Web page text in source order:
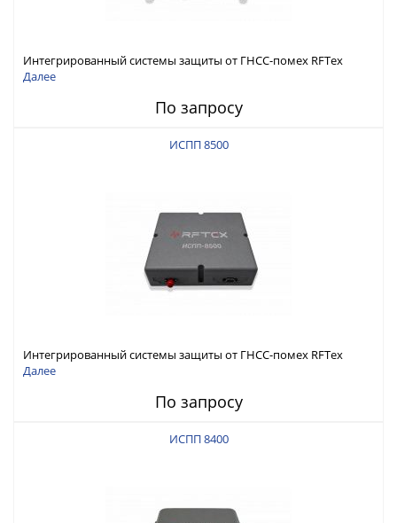
Интегрированный системы защиты от ГНСС-помех RFТех
ИСПП 8600
Далее
По запросу
ИСПП 8500
Интегрированный системы защиты от ГНСС-помех RFТех
ИСПП 8500
Далее
По запросу
ИСПП 8400